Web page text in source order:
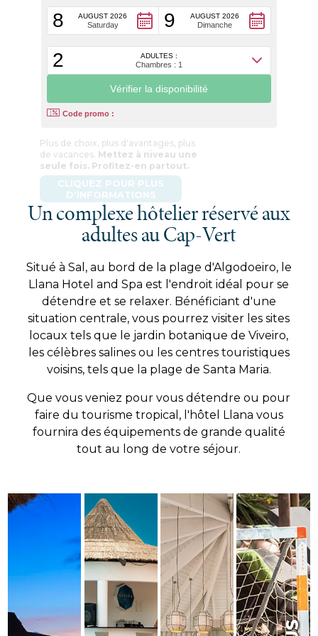
8 AUGUST 2026
Saturday 9 AUGUST 2026
Dimanche
2 ADULTES :
Chambres : 1
Code promo :
Un complexe hôtelier réservé aux
adultes au Cap-Vert
Situé à Sal, au bord de la plage d'Algodoeiro, le
Llana Hotel and Spa est l'endroit idéal pour se
détendre et se relaxer. Bénéficiant d'une
situation centrale, vous pourrez visiter les sites
locaux tels que le jardin botanique de Viveiro,
les célèbres salines ou les centres touristiques
voisins, tels que la plage de Santa Maria.
Que vous veniez pour vous détendre ou pour
faire du tourisme tropical, l'hôtel Llana vous
fournira des équipements de grande qualité
tout au long de votre séjour.